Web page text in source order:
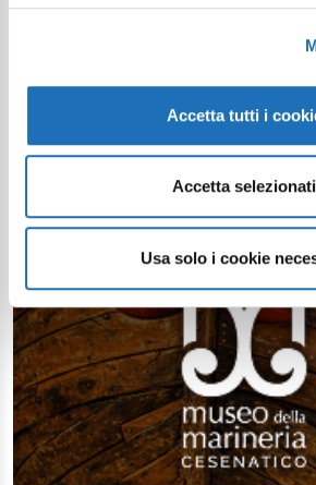
Accetta tutti i
Accetta selezionati
Usa solo i cookie
Continue
Your digital journey